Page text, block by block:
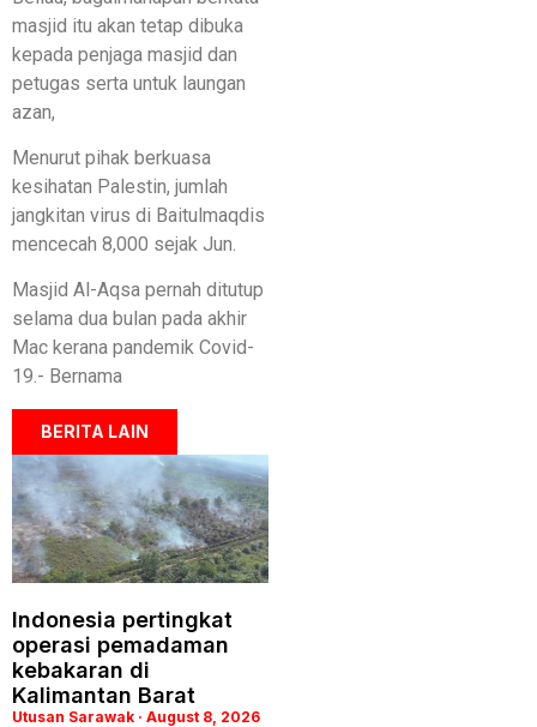
masjid itu akan tetap dibuka
kepada penjaga masjid dan
petugas serta untuk laungan
azan,
Menurut pihak berkuasa
kesihatan Palestin, jumlah
jangkitan virus di Baitulmaqdis
mencecah 8,000 sejak Jun.
Masjid Al-Aqsa pernah ditutup
selama dua bulan pada akhir
Mac kerana pandemik Covid-
19.- Bernama
BERITA LAIN
Indonesia pertingkat
operasi pemadaman
kebakaran di
Kalimantan Barat
Utusan Sarawak August 8, 2026